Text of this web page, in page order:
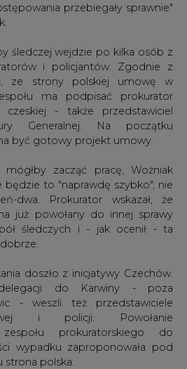
przebiegały sprawnie"
śledczej wejdzie po kilka osób z
i policjantów. Zgodnie z
ze strony polskiej umowę w
ma podpisać prokurator
- także przedstawiciel
Generalnej. Na początku
być gotowy projekt umowy.
zacząć pracę, Woźniak
będzie to "naprawdę szybko", nie
dwa. Prokurator wskazał, że
już powołany do innej sprawy
śledczych i - jak ocenił - ta
doszło z inicjatywy Czechów.
do Karwiny - poza
- weszli też przedstawiciele
i policji. Powołanie
prokuratorskiego do
wypadku zaproponowała pod
polska.